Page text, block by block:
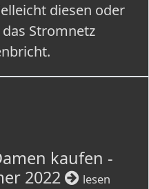
diesen oder
Stromnetz
kaufen -
2022
lesen